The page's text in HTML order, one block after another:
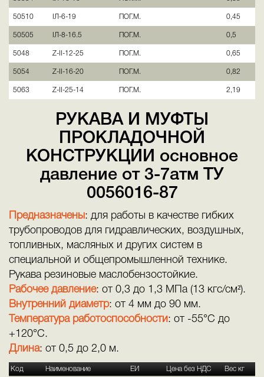
50510 IЛ-6-19 ПОГ.М. 0,45
50505 IЛ-8-16.5 ПОГ.М. 0,5
5048 Z-II-12-25 ПОГ.М. 0,65
5054 Z-II-16-20 ПОГ.М. 0,82
5063 Z-II-25-14 ПОГ.М. 2,19
РУКАВА И МУФТЫ
ПРОКЛАДОЧНОЙ
КОНСТРУКЦИИ основное
давление от 3-7атм ТУ
0056016-87
Предназначены: для работы в качестве гибких
трубопроводов для гидравлических, воздушных,
топливных, масляных и других систем в
специальной и общепромышленной технике.
Рукава резиновые маслобензостойкие.
Рабочее давление: от 0,3 до 1,3 МПа (13 кгс/см²).
Внутренний диаметр: от 4 мм до 90 мм.
Температура работоспособности: от -55°С до
+120°С.
Длина: от 0,5 до 2,0 м.
Код Наименование ЕИ Цена без НДС Вес кг